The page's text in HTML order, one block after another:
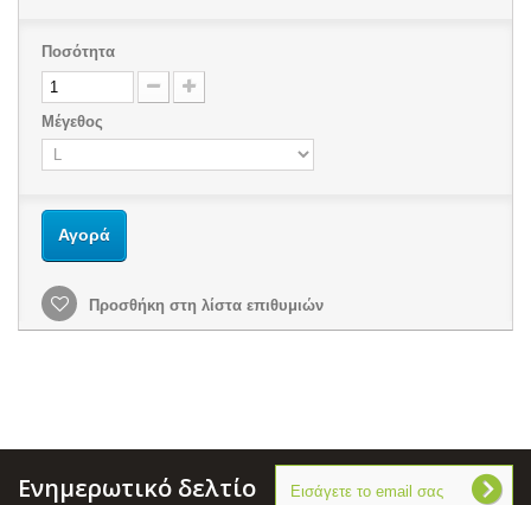
Ποσότητα
Μέγεθος
Αγορά
Προσθήκη στη λίστα επιθυμιών
Ενημερωτικό δελτίο